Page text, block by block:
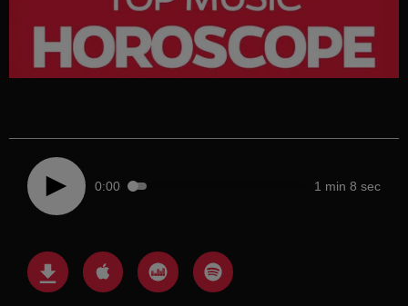
0:00 1 min 8 sec